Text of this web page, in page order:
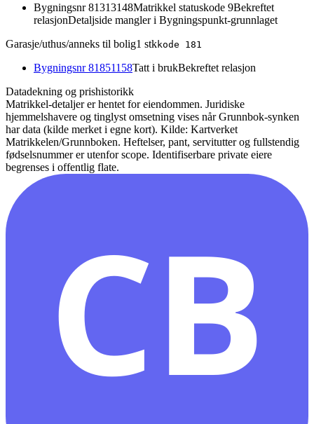
Bygningsnr81313148Matrikkel statuskode 9Bekreftet
relasjonDetaljside mangler i Bygningspunkt-grunnlaget
Garasje/uthus/anneks til bolig1 stkkode 181
Bygningsnr81851158Tatt i brukBekreftet relasjon
Datadekning og prishistorikk
Matrikkel-detaljer er hentet for eiendommen. Juridiske
hjemmelshavere og tinglyst omsetning vises når Grunnbok-synken
har data (kilde merket i egne kort). Kilde: Kartverket
Matrikkelen/Grunnboken. Heftelser, pant, servitutter og fullstendig
fødselsnummer er utenfor scope. Identifiserbare private eiere
begrenses i offentlig flate.
CB